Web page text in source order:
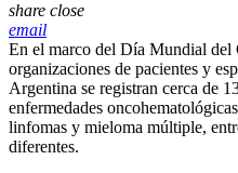
share close
email
En el marco del Día Mundial del
organizaciones de pacientes y
Argentina se registran cerca de
enfermedades
linfomas y mieloma múltiple,
diferentes.